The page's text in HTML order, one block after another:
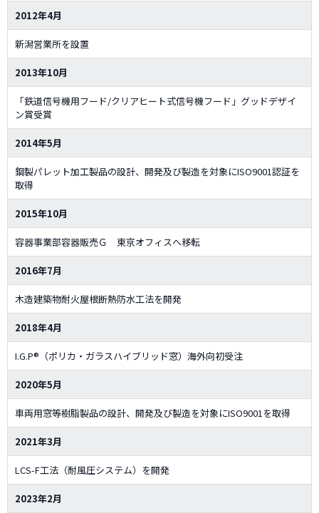
2012年4月
新潟営業所を設置
2013年10月
「鉄道信号機用フード/クリアヒート式信号機フード」グッドデザイ
ン賞受賞
2014年5月
鋼製パレット加工製品の設計、開発及び製造を対象にISO9001認証を
取得
2015年10月
容器事業部容器販売Ｇ 東京オフィスへ移転
2016年7月
木造建築物耐火屋根断熱防水工法を開発
2018年4月
I.G.P®（ポリカ・ガラスハイブリッド窓）海外向初受注
2020年5月
車両用窓等樹脂製品の設計、開発及び製造を対象にISO9001を取得
2021年3月
LCS-F工法（耐風圧システム）を開発
2023年2月